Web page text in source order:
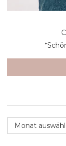
Archive